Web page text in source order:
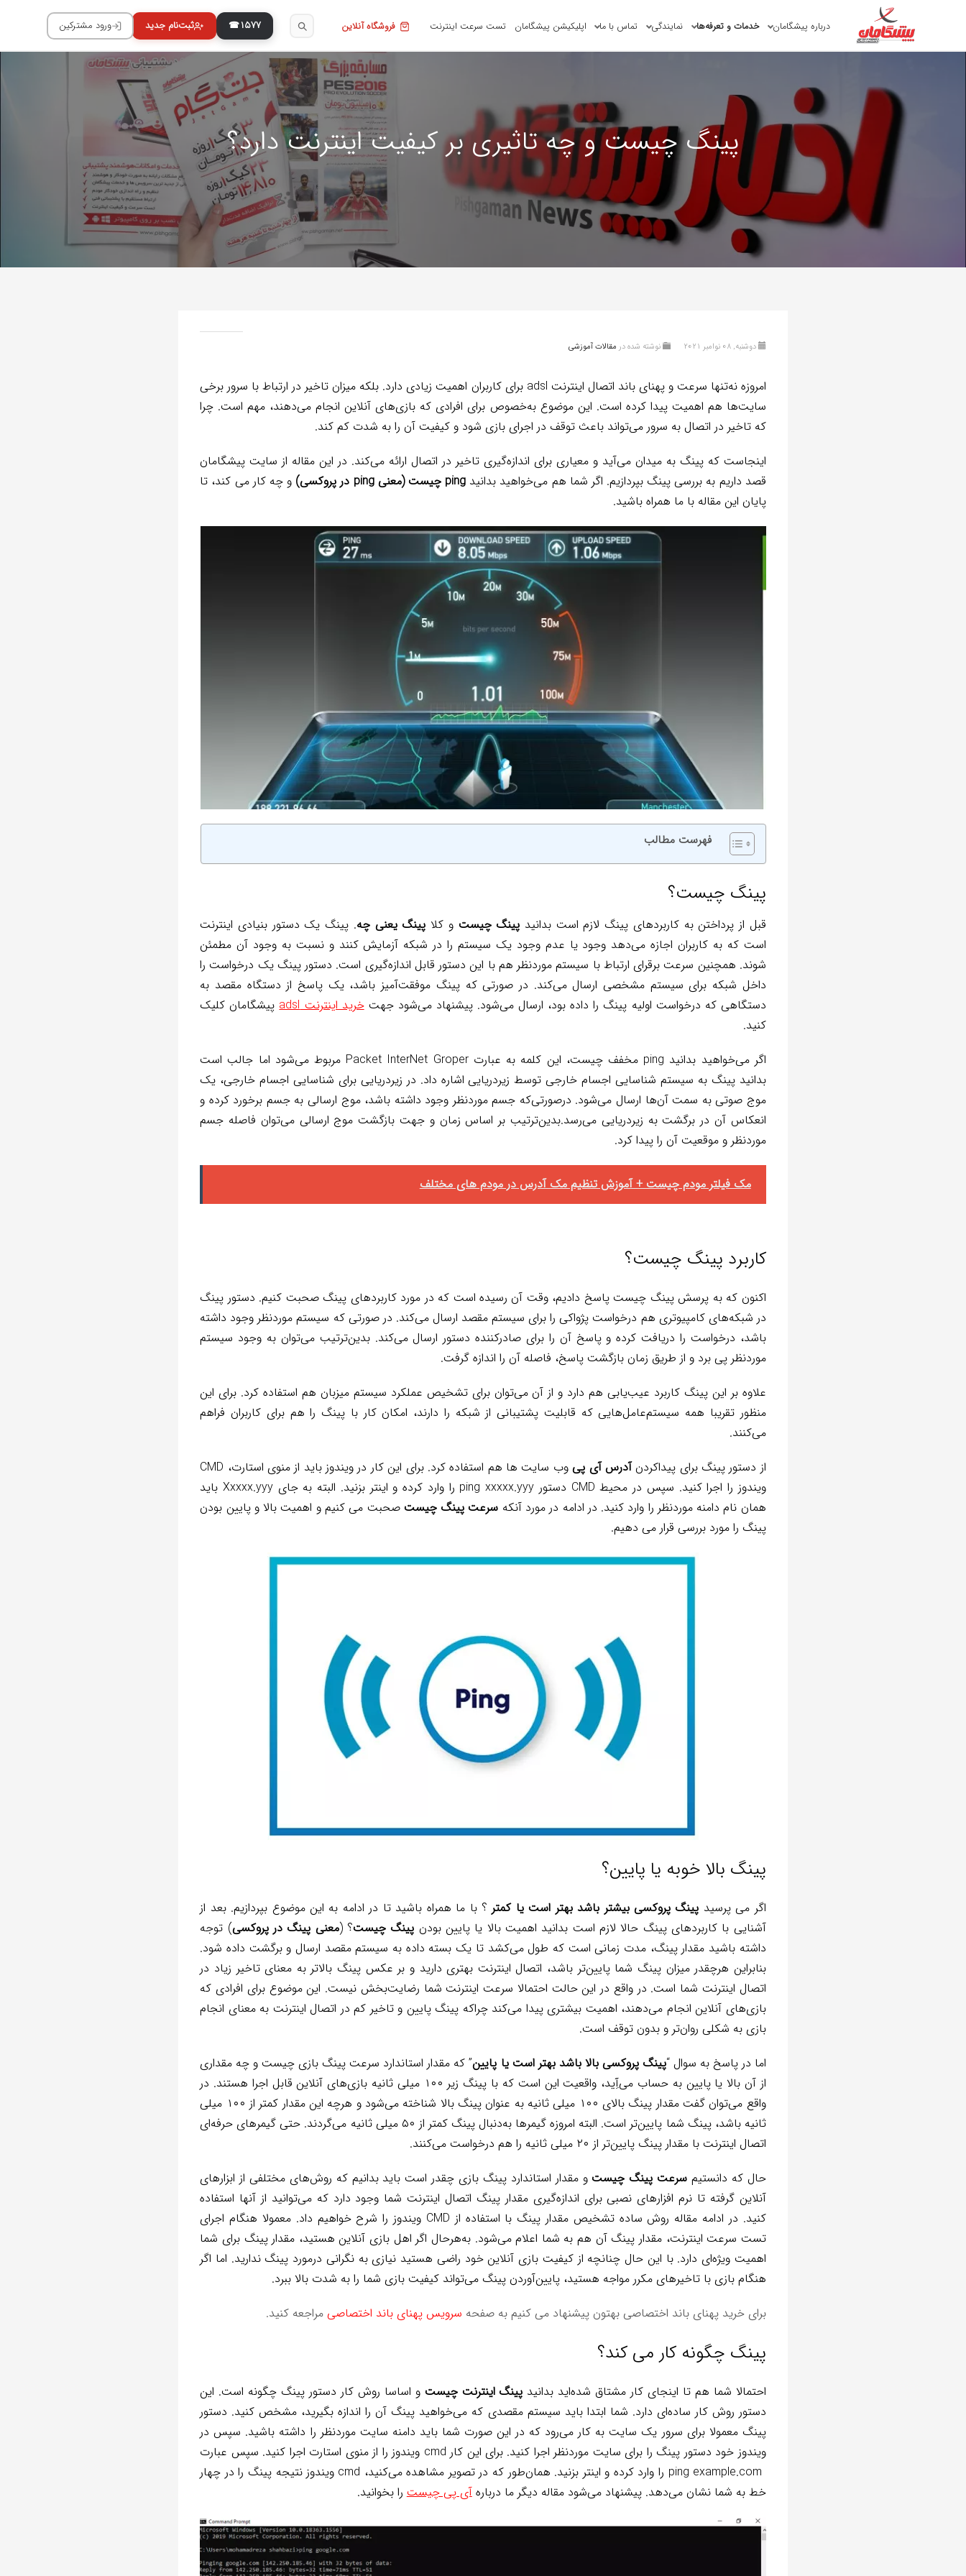
۱۵۷۷ درباره پیشگامان خدمات و تعرفه‌ها نمایندگی تماس با ما اپلیکیشن پیشگامان فروشگاه آنلاین تست سرعت اینترنت
پینگ چیست و چه تاثیری بر کیفیت اینترنت دارد؟
دوشنبه, 08 نوامبر 2021 نوشته شده در مقالات آموزشی
امروزه نه‌تنها سرعت و پهنای باند اتصال اینترنت adsl برای کاربران اهمیت زیادی دارد. بلکه میزان تاخیر در ارتباط با سرور برخی
سایت‌ها هم اهمیت پیدا کرده است. این موضوع به‌خصوص برای افرادی که بازی‌های آنلاین انجام می‌دهند، مهم است. چرا
که تاخیر در اتصال به سرور می‌تواند باعث توقف در اجرای بازی شود و کیفیت آن را به شدت کم کند.
اینجاست که پینگ به میدان می‌آید و معیاری برای اندازه‌گیری تاخیر در اتصال ارائه می‌کند. در این مقاله از سایت پیشگامان
قصد داریم به بررسی پینگ بپردازیم. اگر شما هم می‌خواهید بدانید ping چیست (معنی ping در پروکسی)
و چه کار می کند، تا
پایان این مقاله با ما همراه باشید.
فهرست مطالب
پینگ چیست؟
قبل از پرداختن به کاربردهای پینگ لازم است بدانید پینگ چیست و کلا پینگ یعنی چه. پینگ یک دستور بنیادی اینترنت
است که به کاربران اجازه می‌دهد وجود یا عدم وجود یک سیستم را در شبکه آزمایش کنند و نسبت به وجود آن مطمئن
شوند. همچنین سرعت برقرای ارتباط با سیستم موردنظر هم با این دستور قابل اندازه‌گیری است. دستور پینگ یک درخواست را
داخل شبکه برای سیستم مشخصی ارسال می‌کند. در صورتی که پینگ موفقت‌آمیز باشد، یک پاسخ از دستگاه مقصد به
دستگاهی که درخواست اولیه پینگ را داده بود، ارسال می‌شود. پیشنهاد می‌شود جهتخرید اینترنت adsl
پیشگامان کلیک
کنید.
اگر می‌خواهید بدانید ping مخفف چیست، این کلمه به عبارت Packet InterNet Groper مربوط می‌شود اما جالب است
بدانید پینگ به سیستم شناسایی اجسام خارجی توسط زیردریایی اشاره داد. در زیردریایی برای شناسایی اجسام خارجی، یک
موج صوتی به سمت آن‌ها ارسال می‌شود. درصورتی‌که جسم موردنظر وجود داشته باشد، موج ارسالی به جسم برخورد کرده و
انعکاس آن در برگشت به زیردریایی می‌رسد.بدین‌ترتیب بر اساس زمان و جهت بازگشت موج ارسالی می‌توان فاصله جسم
موردنظر و موقعیت آن را پیدا کرد.
مک فیلتر مودم چیست + آموزش تنظیم مک آدرس در مودم های مختلف
کاربرد پینگ چیست؟
اکنون که به پرسش پینگ چیست پاسخ دادیم، وقت آن رسیده است که در مورد کاربردهای پینگ صحبت کنیم. دستور پینگ
در شبکه‌های کامپیوتری هم درخواست پژواکی را برای سیستم مقصد ارسال می‌کند. در صورتی که سیستم موردنظر وجود داشته
باشد، درخواست را دریافت کرده و پاسخ آن را برای صادرکننده دستور ارسال می‌کند. بدین‌ترتیب می‌توان به وجود سیستم
موردنظر پی برد و از طریق زمان بازگشت پاسخ، فاصله آن را اندازه گرفت.
علاوه بر این پینگ کاربرد عیب‌یابی هم دارد و از آن می‌توان برای تشخیص عملکرد سیستم میزبان هم استفاده کرد. برای این
منظور تقریبا همه سیستم‌عامل‌هایی که قابلیت پشتیبانی از شبکه را دارند، امکان کار با پینگ را هم برای کاربران فراهم
می‌کنند.
از دستور پینگ برای پیداکردنآدرس آی‌ پی
وب‌ سایت‌ ها هم استفاده کرد. برای این کار در ویندوز باید از منوی استارت، CMD
ویندوز را اجرا کنید. سپس در محیط CMD دستور ping xxxxx.yyy را وارد کرده و اینتر بزنید. البته به جای Xxxxx.yyy باید
همان نام دامنه موردنظر را وارد کنید. در ادامه در مورد آنکه سرعت پینگ چیست صحبت می کنیم و اهمیت بالا و پایین بودن
پینگ را مورد بررسی قرار می دهیم.
پینگ بالا خوبه یا پایین؟
اگر می پرسید پینگ پروکسی بیشتر باشد بهتر است یا کمتر؟ با ما همراه باشید تا در ادامه به این موضوع بپردازیم. بعد از
آشنایی با کاربردهای پینگ حالا لازم است بدانید اهمیت بالا یا پایین بودن پینگ چیست؟ (معنی پینگ در پروکسی) توجه
داشته باشید مقدار پینگ، مدت زمانی است که طول می‌کشد تا یک بسته داده به سیستم مقصد ارسال و برگشت داده شود.
بنابراین هرچقدر میزان پینگ شما پایین‌تر باشد، اتصال اینترنت بهتری دارید و بر عکس پینگ بالاتر به معنای تاخیر زیاد در
اتصال اینترنت شما است. در واقع در این حالت احتمالا سرعت اینترنت شما رضایت‌بخش نیست. این موضوع برای افرادی که
بازی‌های آنلاین انجام می‌دهند، اهمیت بیشتری پیدا می‌کند چراکه پینگ پایین و تاخیر کم در اتصال اینترنت به معنای انجام
بازی به شکلی روان‌تر و بدون توقف است.
اما در پاسخ به سوال “پینگ پروکسی بالا باشد بهتر است یا پایین” که مقدار استاندارد سرعت پینگ بازی چیست و چه مقداری
از آن بالا یا پایین به حساب می‌آِید، واقعیت این است که با پینگ زیر ۱۰۰ میلی ثانیه بازی‌های آنلاین قابل اجرا هستند. در
واقع می‌توان گفت مقدار پینگ بالای ۱۰۰ میلی ثانیه به عنوان پینگ بالا شناخته می‌شود و هرچه این مقدار کمتر از ۱۰۰ میلی
ثانیه باشد، پینگ شما پایین‌تر است. البته امروزه گیمرها به‌دنبال پینگ کمتر از ۵۰ میلی ثانیه می‌گردند. حتی گیمرهای حرفه‌ای
اتصال اینترنت با مقدار پینگ پایین‌تر از ۲۰ میلی ثانیه را هم درخواست می‌کنند.
حال که دانستیم سرعت پینگ چیست و مقدار استاندارد پینگ بازی چقدر است باید بدانیم که روش‌های مختلفی از ابزارهای
آنلاین گرفته تا نرم افزارهای نصبی برای اندازه‌گیری مقدار پینگ اتصال اینترنت شما وجود دارد که می‌توانید از آنها استفاده
کنید. در ادامه مقاله روش ساده تشخیص مقدار پینگ با استفاده از CMD ویندوز را شرح خواهیم داد. معمولا هنگام اجرای
تست‌ سرعت اینترنت، مقدار پینگ آن هم به شما اعلام می‌شود. به‌هرحال اگر اهل بازی آنلاین هستید، مقدار پینگ برای‌ شما
اهمیت ویژه‌ای دارد. با این حال چنانچه از کیفیت بازی آنلاین خود راضی هستید نیازی به نگرانی درمورد پینگ ندارید. اما اگر
هنگام بازی با تاخیرهای مکرر مواجه هستید، پایین‌آوردن پینگ می‌تواند کیفیت بازی شما را به شدت بالا ببرد.
برای خرید پهنای باند اختصاصی بهتون پیشنهاد می کنیم به صفحه سرویس پهنای باند اختصاصی مراجعه کنید.
پینگ چگونه کار می کند؟
احتمالا شما هم تا اینجای کار مشتاق شده‌اید بدانید پینگ اینترنت چیست و اساسا روش کار دستور پینگ چگونه است. این
دستور روش کار ساده‌ای دارد. شما ابتدا باید سیستم مقصدی که می‌خواهید پینگ آن را اندازه بگیرید، مشخص کنید. دستور
پینگ معمولا برای سرور یک سایت به کار می‌رود که در این صورت شما باید دامنه سایت موردنظر را داشته باشید. سپس در
ویندوز خود دستور پینگ را برای سایت موردنظر اجرا کنید. برای این کار cmd ویندوز را از منوی استارت اجرا کنید. سپس عبارت
ping example.com را وارد کرده و اینتر بزنید. همان‌طور که در تصویر مشاهده می‌کنید، cmd ویندوز نتیجه پینگ را در چهار
خط به شما نشان می‌دهد. پیشنهاد می‌شود مقاله دیگر ما دربارهآی پی چیسترا بخوانید.